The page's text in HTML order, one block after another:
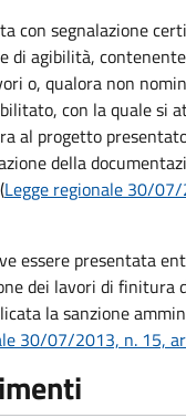
con segnalazione
di agibilità,
o, qualora non
con la quale si
al progetto
della
Legge regionale 30/
essere presentata
dei lavori di finitura
la sanzione
30/07/2013, n. 15,